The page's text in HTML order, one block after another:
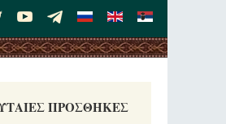
ΠΡΟΣΘΗΚΕΣ